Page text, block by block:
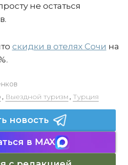
не остаться
скидки в отелях Сочи на
, Выездной туризм , Турция
новость
в MAX